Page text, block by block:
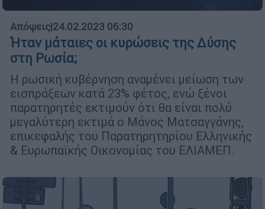
Απόψεις|24.02.2023 06:30
Ήταν μάταιες οι κυρώσεις της Δύσης
στη Ρωσία;
Η ρωσική κυβέρνηση αναμένει μείωση των
εισπράξεων κατά 23% φέτος, ενώ ξένοι
παρατηρητές εκτιμούν ότι θα είναι πολύ
μεγαλύτερη εκτιμά ο Μάνος Ματσαγγάνης,
επικεφαλής του Παρατηρητηρίου Ελληνικής
& Ευρωπαϊκής Οικονομίας του ΕΛΙΑΜΕΠ.